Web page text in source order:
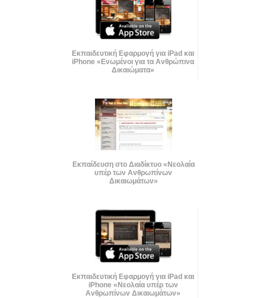
Εκπαιδευτική Εφαρμογή για iPad και
iPhone «Ενωμένοι για τα Ανθρώπινα
Δικαιώματα»
Εκπαίδευση στο Διαδίκτυο «Νεολαία
υπέρ των Ανθρωπίνων
Δικαιωμάτων»
Εκπαιδευτική Εφαρμογή για iPad και
iPhone «Νεολαία υπέρ των
Ανθρωπίνων Δικαιωμάτων»